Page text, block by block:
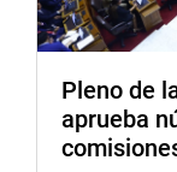
Pleno de
aprueba